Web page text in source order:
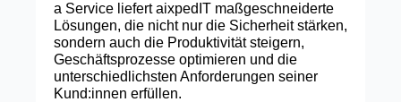
a Service liefert aixpedIT maßgeschneiderte
Lösungen, die nicht nur die Sicherheit stärken,
sondern auch die Produktivität steigern,
Geschäftsprozesse optimieren und die
unterschiedlichsten Anforderungen seiner
Kund:innen erfüllen.